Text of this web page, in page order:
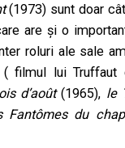
(1973) sunt doar
are şi o
roluri ale sale
( filmul lui Truffaut
d’août(1965), le
Fantômes du